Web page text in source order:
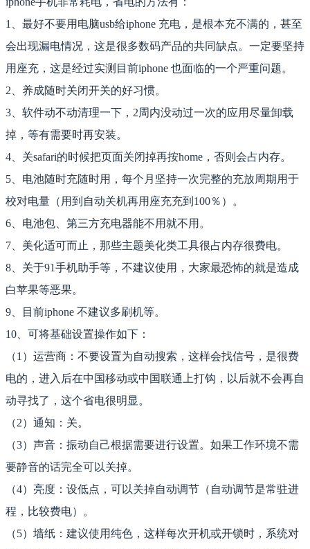
1、最好不要用电脑usb给iphone 充电，是根本充不满的，甚至
会出现漏电情况，这是很多数码产品的共同缺点。一定要坚持
用座充，这是经过实测目前iphone 也面临的一个严重问题。
2、养成随时关闭开关的好习惯。
3、软件动不动清理一下，2周内没动过一次的应用尽量卸载
掉，等有需要时再安装。
4、关safari的时候把页面关闭掉再按home，否则会占内存。
5、电池随时充随时用，每个月坚持一次完整的充放周期用于
校对电量（用到自动关机再用座充充到100％）。
6、电池包、第三方充电器能不用就不用。
7、美化适可而止，那些主题美化类工具很占内存很费电。
8、关于91手机助手等，不建议使用，大家最恐怖的就是造成
白苹果等恶果。
9、目前iphone 不建议多刷机等。
10、可将基础设置操作如下：
（1）运营商：不要设置为自动搜索，这样会找信号，是很费
电的，进入后在中国移动或中国联通上打钩，以后就不会再自
动寻找了，这个省电很明显。
（2）通知：关。
（3）声音：振动自己根据需要进行设置。如果工作环境不需
要静音的话完全可以关掉。
（4）亮度：设低点，可以关掉自动调节（自动调节是常驻进
程，比较费电）。
（5）墙纸：建议使用纯色，这样每次开机或开锁时，系统对